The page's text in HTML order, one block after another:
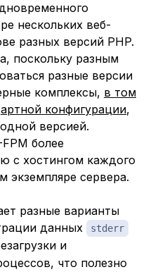
нескольких веб-
разных версий PHP.
поскольку разным
разные версии
комплексы, в том
конфигурации,
версией.
более
с хостингом каждого
экземпляре сервера.
разные варианты
данных
stderr
и
что полезно